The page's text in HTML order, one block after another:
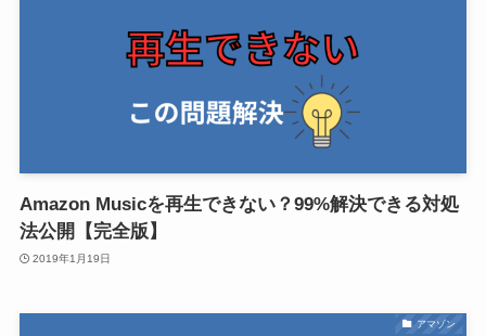
Amazon Musicを再生できない？99%解決できる対処
法公開【完全版】
2019年1月19日
アマゾン